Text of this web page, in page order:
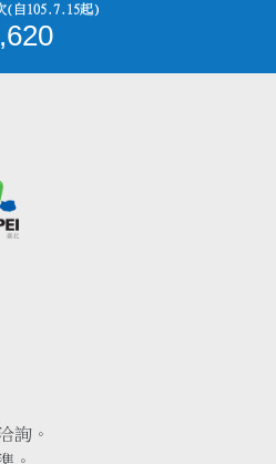
(自105.7.15起)
詢。
。